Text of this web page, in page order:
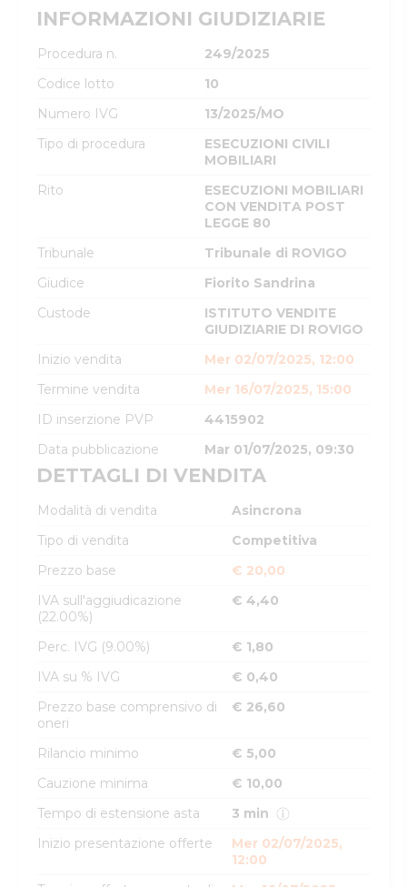
INFORMAZIONI GIUDIZIARIE
Procedura n.
249/2025
Codice lotto
10
Numero IVG
13/2025/MO
Tipo di procedura
ESECUZIONI CIVILI
MOBILIARI
Rito
ESECUZIONI MOBILIARI
CON VENDITA POST
LEGGE 80
Tribunale
Tribunale di ROVIGO
Giudice
Fiorito Sandrina
Custode
ISTITUTO VENDITE
GIUDIZIARIE DI ROVIGO
Inizio vendita
Mer 02/07/2025, 12:00
Termine vendita
Mer 16/07/2025, 15:00
ID inserzione PVP
4415902
Data pubblicazione
Mar 01/07/2025, 09:30
DETTAGLI DI VENDITA
Modalità di vendita
Asincrona
Tipo di vendita
Competitiva
Prezzo base
€ 20,00
IVA sull'aggiudicazione
(22.00%)
€ 4,40
Perc. IVG (9.00%)
€ 1,80
IVA su % IVG
€ 0,40
Prezzo base comprensivo di
oneri
€ 26,60
Rilancio minimo
€ 5,00
Cauzione minima
€ 10,00
Tempo di estensione asta
3 min
Inizio presentazione offerte
Mer 02/07/2025,
12:00